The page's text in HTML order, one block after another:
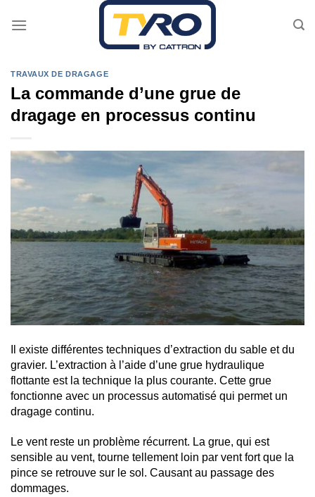
TRAVAUX DE DRAGAGE
La commande d’une grue de
dragage en processus continu
Il existe différentes techniques d’extraction du sable et du
gravier. L’extraction à l’aide d’une grue hydraulique
flottante est la technique la plus courante. Cette grue
fonctionne avec un processus automatisé qui permet un
dragage continu.
Le vent reste un problème récurrent. La grue, qui est
sensible au vent, tourne tellement loin par vent fort que la
pince se retrouve sur le sol. Causant au passage des
dommages.